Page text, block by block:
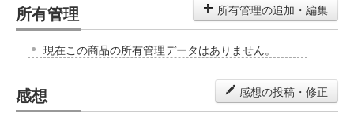
所有管理 所有管理の追加・編集
現在この商品の所有管理データはありません。
感想 感想の投稿・修正